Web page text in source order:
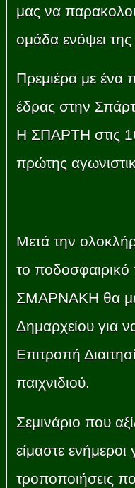
μας να
ομάδα ενόψει
Πρεμιέρα με ένα
έδρας στην
Η ΣΠΑΡΤΗ στις
πρώτης
Μετά την
το
ΣΜΑΡΝΑΚΗ θα
Δημαρχείου για
Επιτροπή
παιχνιδιού.
Σεμινάριο που
είμαστε ενήμεροι
τροποποιήσεις